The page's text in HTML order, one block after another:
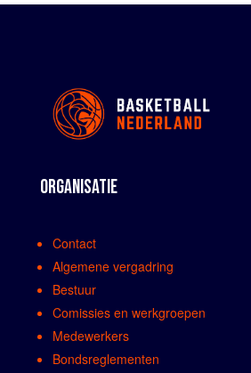
ORGANISATIE
Contact
Algemene vergadring
Bestuur
Comissies en werkgroepen
Medewerkers
Bondsreglementen